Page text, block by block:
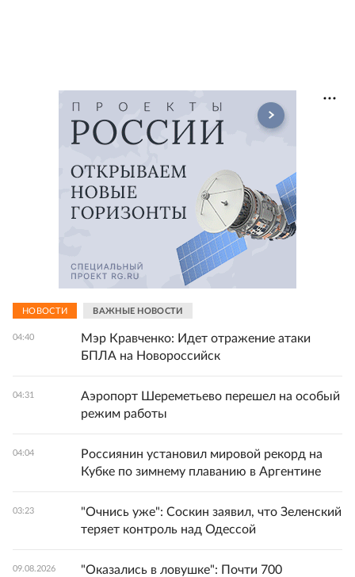
НОВОСТИ ВАЖНЫЕ НОВОСТИ
04:40
Мэр Кравченко: Идет отражение атаки
БПЛА на Новороссийск
04:31
Аэропорт Шереметьево перешел на особый
режим работы
04:04
Россиянин установил мировой рекорд на
Кубке по зимнему плаванию в Аргентине
03:23
"Очнись уже": Соскин заявил, что Зеленский
теряет контроль над Одессой
09.08.2026
"Оказались в ловушке": Почти 700